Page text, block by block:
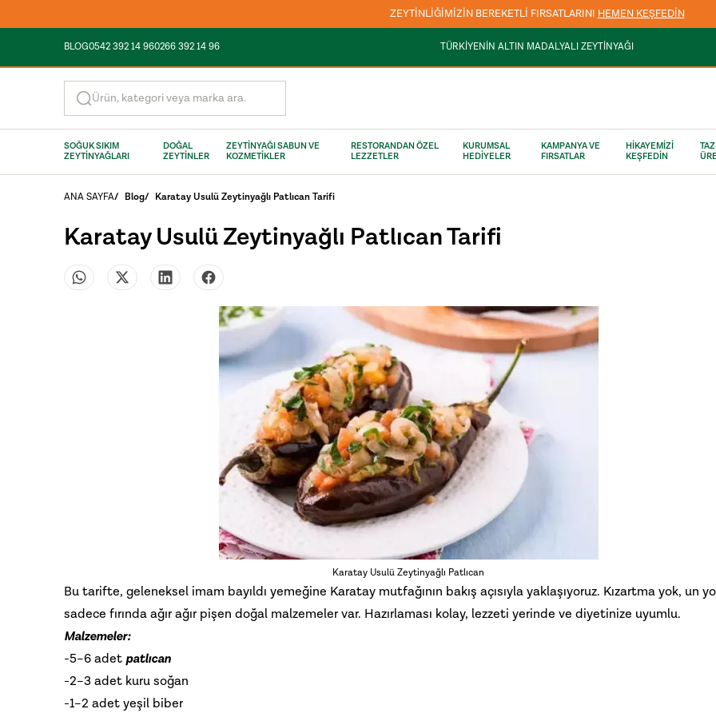
3000 TL VE ÜZERİ KARGO ÜCRETSİZ
BLOG0542 392 14 960266 392 14 96 TÜRKİYENİN ALTIN MADALYALI ZEYTİNYAĞI
Ürün, kategori veya marka ara.
SOĞUK SIKIM
ZEYTİNYAĞLARI
DOĞAL
ZEYTİNLER
ZEYTİNYAĞI SABUN VE
KOZMETİKLER
RESTORANDAN ÖZEL
LEZZETLER
KURUMSAL
HEDİYELER
KAMPANYA VE
FIRSATLAR
HİKAYEMİZİ
KEŞFEDİN
ANA SAYFA/ Blog/ Karatay Usulü Zeytinyağlı Patlıcan Tarifi
Karatay Usulü Zeytinyağlı Patlıcan Tarifi
Karatay Usulü Zeytinyağlı Patlıcan
Bu tarifte, geleneksel imam bayıldı yemeğine Karatay mutfağının bakış açısıyla yaklaşıyoruz. Kızartma yok, un
sadece fırında ağır ağır pişen doğal malzemeler var. Hazırlaması kolay, lezzeti yerinde ve diyetinize uyumlu.
Malzemeler:
-5–6 adetpatlıcan
-2–3 adet kuru soğan
-1–2 adet yeşil biber